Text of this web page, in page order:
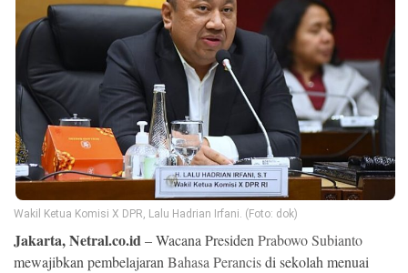
Olahraga
Memori
Wakil Ketua Komisi X DPR, Lalu Hadrian Irfani. (Foto: dok)
Jakarta, Netral.co.id– Wacana PresidenPrabowo Subianto
mewajibkan pembelajaranBahasa Perancisdi sekolah menuai